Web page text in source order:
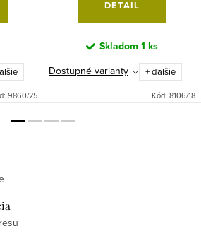
9860/25
DETAIL
Skladom 1 ks
Dostupné varianty + ďalšie
Kód: 8106/18